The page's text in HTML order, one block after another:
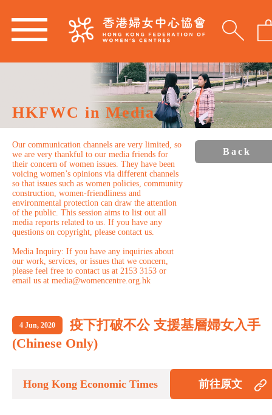
HKFWC in Media
Our communication channels are very limited, so
we are very thankful to our media friends for
their concern of women issues. They have been
voicing women’s opinions via different channels
so that issues such as women policies, community
construction, women-friendliness and
environmental protection can draw the attention
of the public. This session aims to list out all
media reports related to us. If you have any
questions on copyright, please contact us.
Media Inquiry: If you have any inquiries about
our work, services, or issues that we concern,
please feel free to contact us at 2153 3153 or
email us at media@womencentre.org.hk
Back
4 Jun, 2020
疫下打破不公 支援基層婦女入手
(Chinese Only)
Hong Kong Economic Times 前往原文